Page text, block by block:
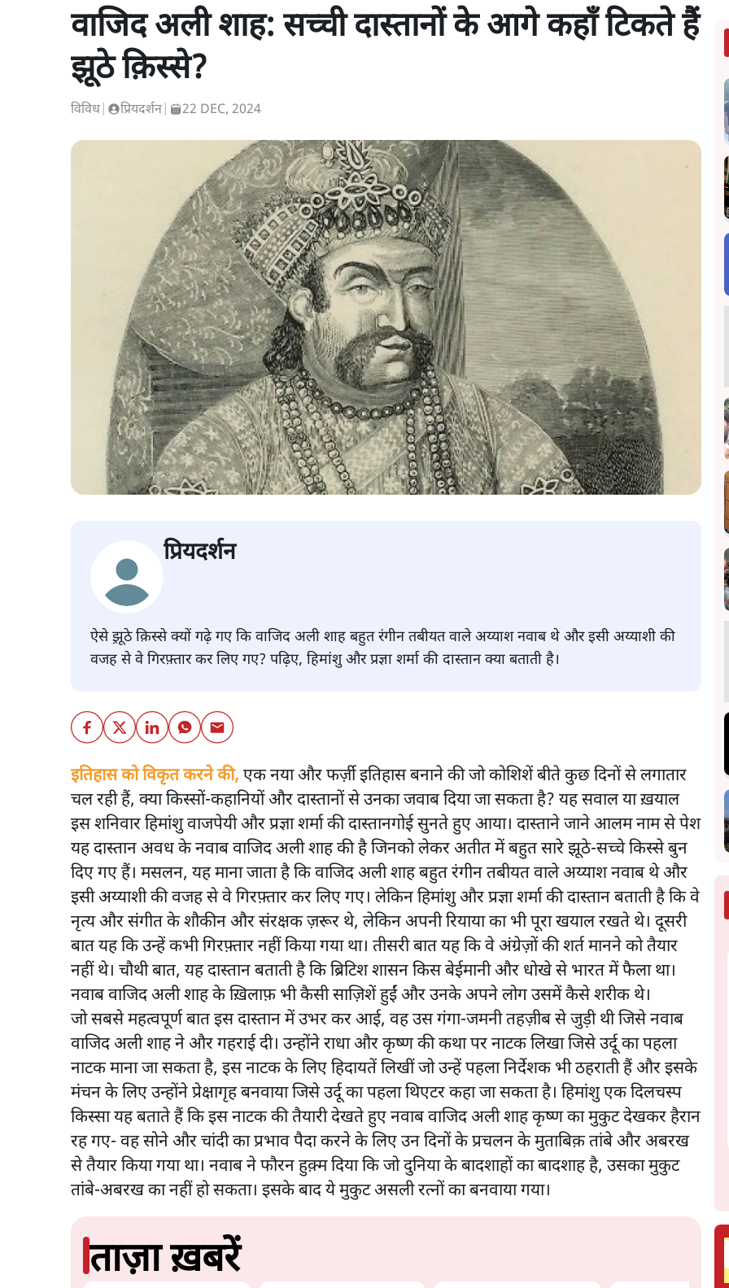
वाजिद अली शाह: सच्ची दास्तानों के आगे कहाँ टिकते हैं
झूठे क़िस्से?
विविध प्रियदर्शन 22 DEC, 2024
प्रियदर्शन
ऐसे झ़ूठे क़िस्से क्यों गढ़े गए कि वाजिद अली शाह बहुत रंगीन तबीयत वाले अय्याश नवाब थे और इसी अय्याशी की
वजह से वे गिरफ़्तार कर लिए गए? पढ़िए, हिमांशु और प्रज्ञा शर्मा की दास्तान क्या बताती है।
इतिहास को विकृत करने की, एक नया और फर्ज़ी इतिहास बनाने की जो कोशिशें बीते कुछ दिनों से लगातार
चल रही हैं, क्या किस्सों-कहानियों और दास्तानों से उनका जवाब दिया जा सकता है? यह सवाल या ख़याल
इस शनिवार हिमांशु वाजपेयी और प्रज्ञा शर्मा की दास्तानगोई सुनते हुए आया। दास्ताने जाने आलम नाम से पेश
यह दास्तान अवध के नवाब वाजिद अली शाह की है जिनको लेकर अतीत में बहुत सारे झूठे-सच्चे किस्से बुन
दिए गए हैं। मसलन, यह माना जाता है कि वाजिद अली शाह बहुत रंगीन तबीयत वाले अय्याश नवाब थे और
इसी अय्याशी की वजह से वे गिरफ़्तार कर लिए गए। लेकिन हिमांशु और प्रज्ञा शर्मा की दास्तान बताती है कि वे
नृत्य और संगीत के शौकीन और संरक्षक ज़रूर थे, लेकिन अपनी रियाया का भी पूरा खयाल रखते थे। दूसरी
बात यह कि उन्हें कभी गिरफ़्तार नहीं किया गया था। तीसरी बात यह कि वे अंग्रेज़ों की शर्त मानने को तैयार
नहीं थे। चौथी बात, यह दास्तान बताती है कि ब्रिटिश शासन किस बेईमानी और धोखे से भारत में फैला था।
नवाब वाजिद अली शाह के ख़िलाफ़ भी कैसी साज़िशें हुईं और उनके अपने लोग उसमें कैसे शरीक थे।
जो सबसे महत्वपूर्ण बात इस दास्तान में उभर कर आई, वह उस गंगा-जमनी तहज़ीब से जुड़ी थी जिसे नवाब
वाजिद अली शाह ने और गहराई दी। उन्होंने राधा और कृष्ण की कथा पर नाटक लिखा जिसे उर्दू का पहला
नाटक माना जा सकता है, इस नाटक के लिए हिदायतें लिखीं जो उन्हें पहला निर्देशक भी ठहराती हैं और इसके
मंचन के लिए उन्होंने प्रेक्षागृह बनवाया जिसे उर्दू का पहला थिएटर कहा जा सकता है। हिमांशु एक दिलचस्प
किस्सा यह बताते हैं कि इस नाटक की तैयारी देखते हुए नवाब वाजिद अली शाह कृष्ण का मुकुट देखकर हैरान
रह गए- वह सोने और चांदी का प्रभाव पैदा करने के लिए उन दिनों के प्रचलन के मुताबिक़ तांबे और अबरख
से तैयार किया गया था। नवाब ने फौरन हुक़्म दिया कि जो दुनिया के बादशाहों का बादशाह है, उसका मुकुट
तांबे-अबरख का नहीं हो सकता। इसके बाद ये मुकुट असली रत्नों का बनवाया गया।
ताज़ा ख़बरें